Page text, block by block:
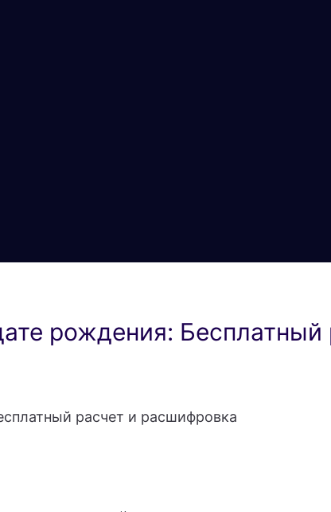
рождения: Бесплатный
расчет и расшифровка